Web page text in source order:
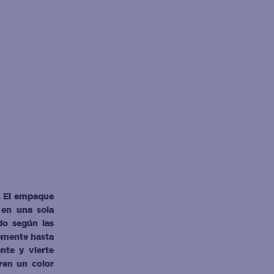
El empaque
una sola
según las
hasta
y vierte
un color